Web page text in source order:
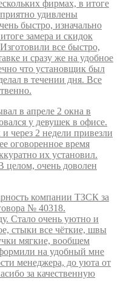
фирмах, в итоге
удивлены
быстро, изначально
замера и скидок
все быстро,
и сразу же на удобное
что установщик был
в течении дня. Все
в апреле 2 окна в
у девушек в офисе.
через 2 недели привезли
оговоренное время
их установил.
целом, очень доволен
компании ТЗСК за
№ 40318.
Стало очень уютно и
стыки все чёткие, швы
мягкие, вообщем
на удобный мне
менеджера, до уюта от
за качественную